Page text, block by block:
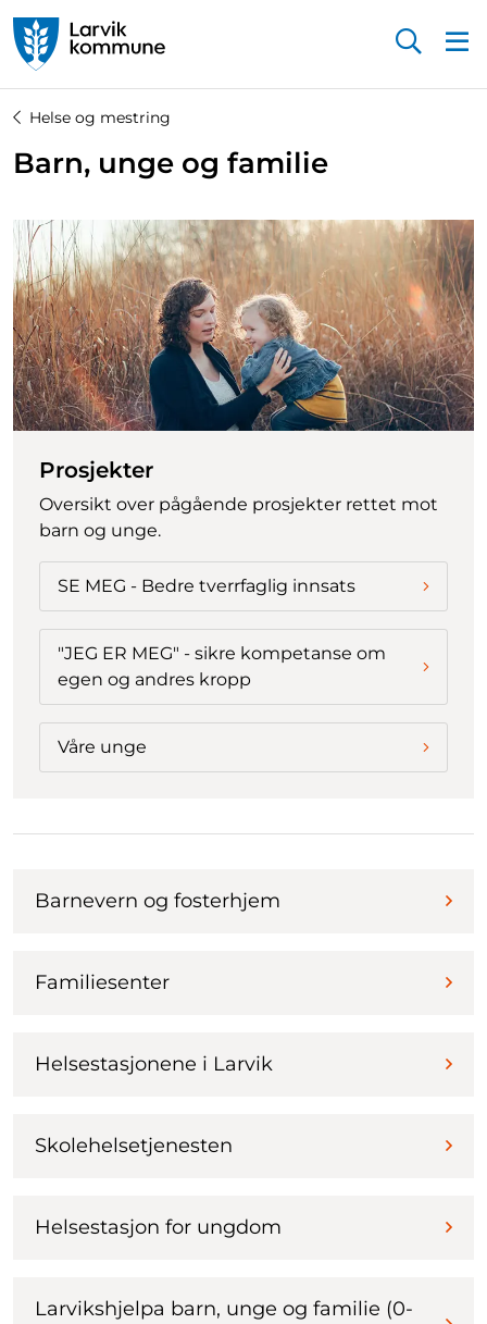
Helse og mestring
Barn, unge og familie
Prosjekter
Oversikt over pågående prosjekter rettet mot
barn og unge.
SE MEG - Bedre tverrfaglig innsats
"JEG ER MEG" - sikre kompetanse om
egen og andres kropp
Våre unge
Barnevern og fosterhjem
Familiesenter
Helsestasjonene i Larvik
Skolehelsetjenesten
Helsestasjon for ungdom
Larvikshjelpa barn, unge og familie (0-